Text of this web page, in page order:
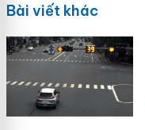
Bài viết khác